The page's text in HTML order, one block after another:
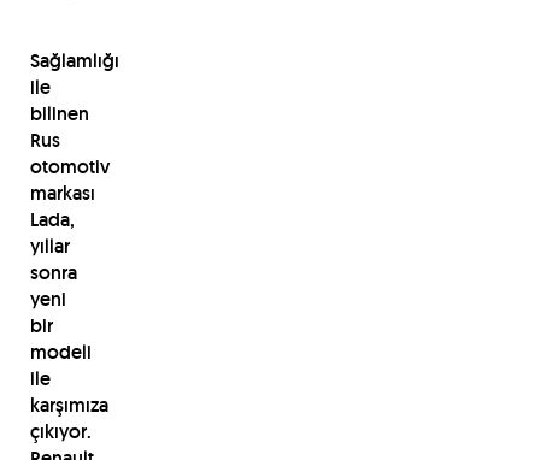
Sağlamlığı
ile
bilinen
Rus
otomotiv
markası
Lada,
yıllar
sonra
yeni
bir
modeli
ile
karşımıza
çıkıyor.